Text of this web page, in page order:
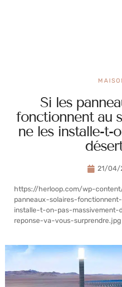
Si les
fonctionnent au
ne les installe-t-
21/04/
https://herloop.com/wp-
panneaux-solaires-
installe-t-on-pas-massivement-
reponse-va-vous-surprendre.jpg